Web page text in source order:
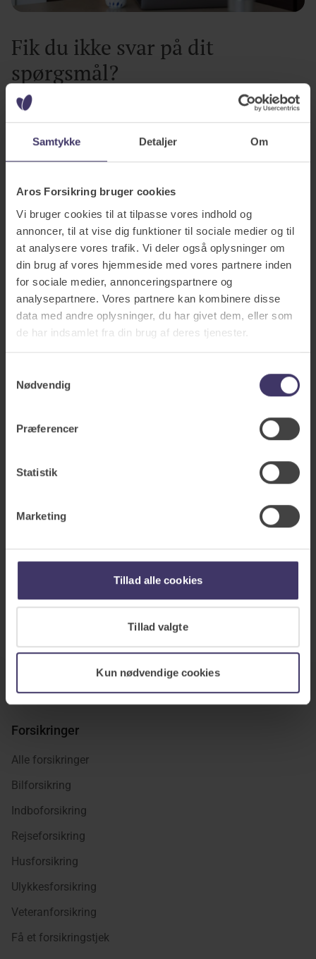
Samtykke Detaljer Om
Aros Forsikring bruger cookies
Vi bruger cookies til at tilpasse vores indhold og
annoncer, til at vise dig funktioner til sociale medier og til
at analysere vores trafik. Vi deler også oplysninger om
din brug af vores hjemmeside med vores partnere inden
for sociale medier, annonceringspartnere og
analysepartnere. Vores partnere kan kombinere disse
data med andre oplysninger, du har givet dem, eller som
de har indsamlet fra din brug af deres tjenester.
Nødvendig
Præferencer
Statistik
Marketing
Tillad alle cookies
Tillad valgte
Kun nødvendige cookies
Fik du ikke svar på dit
spørgsmål?
Gå på opdagelse i vores spørgsmål og svar-univers og se,
om du kan finde svaret på dit spørgsmål.
Se alle spørgsmål og svar
Har du brug for personlig
rådgivning?
Hos Aros Forsikring sidder vi altid klar til at hjælpe
dig, uanset om du har spørgsmål til dine
forsikringer, eller du ønsker hjælp til en skade.
Kontakt os
Forsikringer
Alle forsikringer
Bilforsikring
Indboforsikring
Rejseforsikring
Husforsikring
Ulykkesforsikring
Veteranforsikring
Få et forsikringstjek